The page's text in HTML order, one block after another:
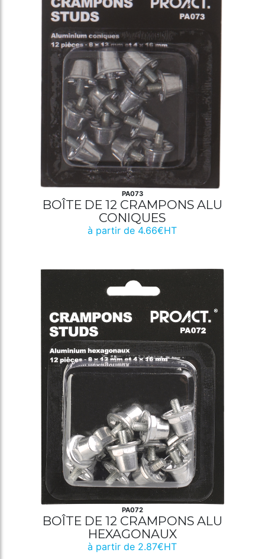
PA073
BOÎTE DE 12 CRAMPONS ALU
CONIQUES
à partir de 4.66€HT
PA072
BOÎTE DE 12 CRAMPONS ALU
HEXAGONAUX
à partir de 2.87€HT